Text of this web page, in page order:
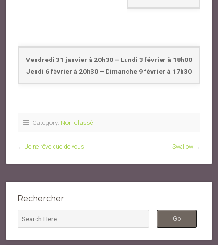
Vendredi 31 janvier à 20h30 – Lundi 3 février à 18h00
Jeudi 6 février à 20h30 – Dimanche 9 février à 17h30
Category: Non classé
← Je ne rêve que de vous Swallow →
Rechercher